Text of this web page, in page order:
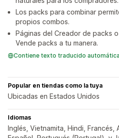
Los packs para combinar
propios combos.
Páginas del Creador de packs
Vende packs a tu manera.
Contiene texto traducido
Popular en tiendas como la tuya
Ubicadas en Estados Unidos
Idiomas
Inglés, Vietnamita, Hindi, Francés,